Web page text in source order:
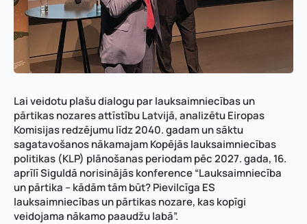
Lai veidotu plašu dialogu par lauksaimniecības un
pārtikas nozares attīstību Latvijā, analizētu Eiropas
Komisijas redzējumu līdz 2040. gadam un sāktu
sagatavošanos nākamajam Kopējās lauksaimniecības
politikas (KLP) plānošanas periodam pēc 2027. gada, 16.
aprīlī Siguldā norisinājās konference “Lauksaimniecība
un pārtika – kādām tām būt? Pievilcīga ES
lauksaimniecības un pārtikas nozare, kas kopīgi
veidojama nākamo paaudžu labā”.